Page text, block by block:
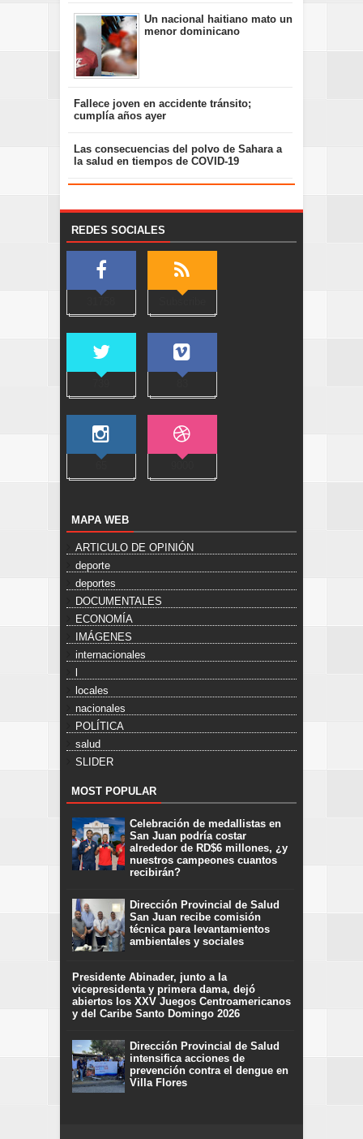
Un nacional haitiano mato un
menor dominicano
Fallece joven en accidente tránsito;
cumplía años ayer
Las consecuencias del polvo de Sahara a
la salud en tiempos de COVID-19
REDES SOCIALES
MAPA WEB
ARTICULO DE OPINIÓN
deporte
deportes
DOCUMENTALES
ECONOMÍA
IMÁGENES
internacionales
locales
nacionales
POLÍTICA
salud
SLIDER
MOST POPULAR
Celebración de medallistas en
San Juan podría costar
alrededor de RD$6 millones, ¿y
nuestros campeones cuantos
recibirán?
Dirección Provincial de Salud
San Juan recibe comisión
técnica para levantamientos
ambientales y sociales
Presidente Abinader, junto a la
vicepresidenta y primera dama, dejó
abiertos los XXV Juegos Centroamericanos
y del Caribe Santo Domingo 2026
Dirección Provincial de Salud
intensifica acciones de
prevención contra el dengue en
Villa Flores